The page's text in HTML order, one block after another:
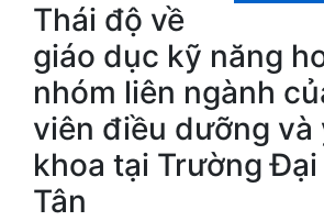
Thái độ về
giáo dục kỹ năng
nhóm liên ngành
viên điều dưỡng và
khoa tại Trường
Tân